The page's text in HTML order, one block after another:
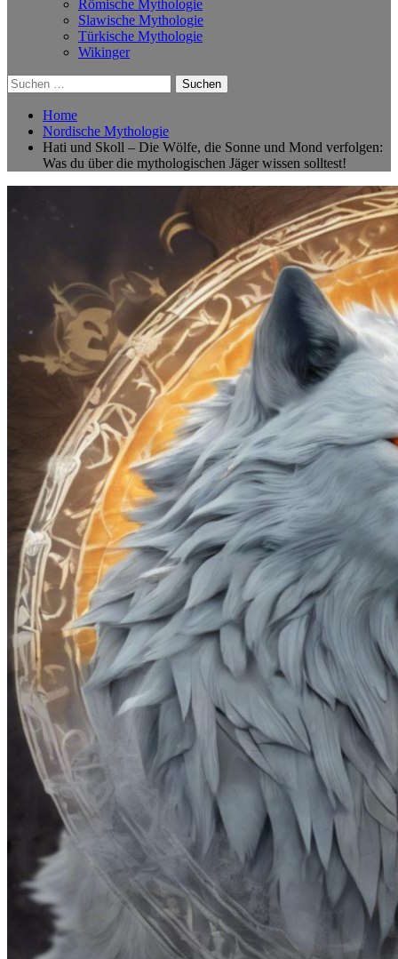
Römische Mythologie
Slawische Mythologie
Türkische Mythologie
Wikinger
Suchen
nach:
Home
Nordische Mythologie
Hati und Skoll – Die Wölfe, die Sonne und Mond verfolgen:
Was du über die mythologischen Jäger wissen solltest!